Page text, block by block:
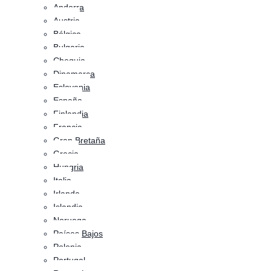
Andorra
Austria
Bélgica
Bulgaria
Chequia
Dinamarca
Eslovenia
España
Finlandia
Francia
Gran Bretaña
Grecia
Hungria
Italia
Irlanda
Islandia
Noruega
Países Bajos
Polonia
Portugal